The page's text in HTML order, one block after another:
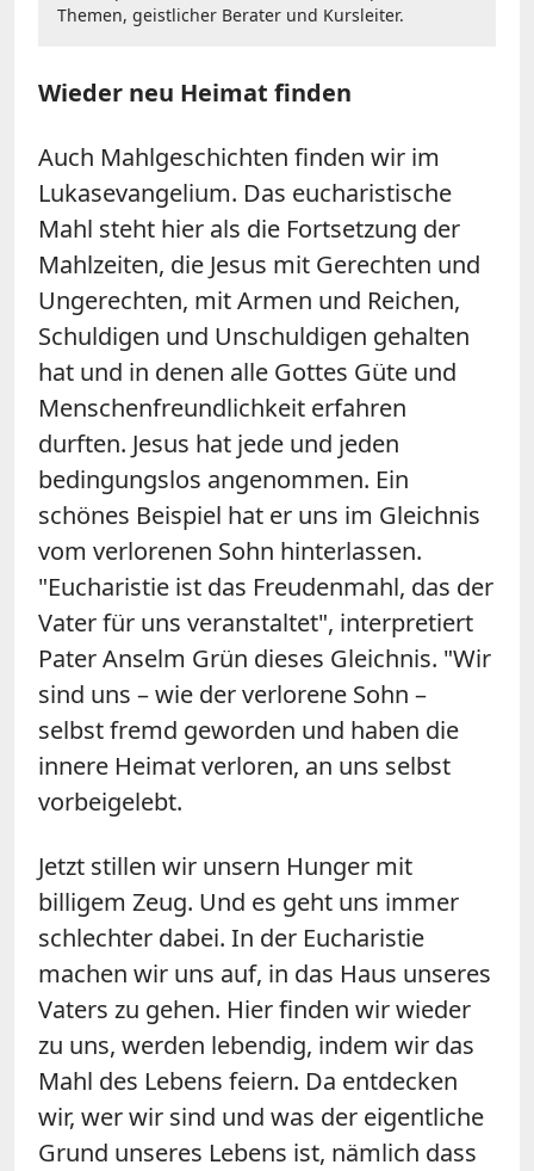
Themen, geistlicher Berater und Kursleiter.
Wieder neu Heimat finden
Auch Mahlgeschichten finden wir im
Lukasevangelium. Das eucharistische
Mahl steht hier als die Fortsetzung der
Mahlzeiten, die Jesus mit Gerechten und
Ungerechten, mit Armen und Reichen,
Schuldigen und Unschuldigen gehalten
hat und in denen alle Gottes Güte und
Menschenfreundlichkeit erfahren
durften. Jesus hat jede und jeden
bedingungslos angenommen. Ein
schönes Beispiel hat er uns im Gleichnis
vom verlorenen Sohn hinterlassen.
"Eucharistie ist das Freudenmahl, das der
Vater für uns veranstaltet", interpretiert
Pater Anselm Grün dieses Gleichnis. "Wir
sind uns – wie der verlorene Sohn –
selbst fremd geworden und haben die
innere Heimat verloren, an uns selbst
vorbeigelebt.
Jetzt stillen wir unsern Hunger mit
billigem Zeug. Und es geht uns immer
schlechter dabei. In der Eucharistie
machen wir uns auf, in das Haus unseres
Vaters zu gehen. Hier finden wir wieder
zu uns, werden lebendig, indem wir das
Mahl des Lebens feiern. Da entdecken
wir, wer wir sind und was der eigentliche
Grund unseres Lebens ist, nämlich dass